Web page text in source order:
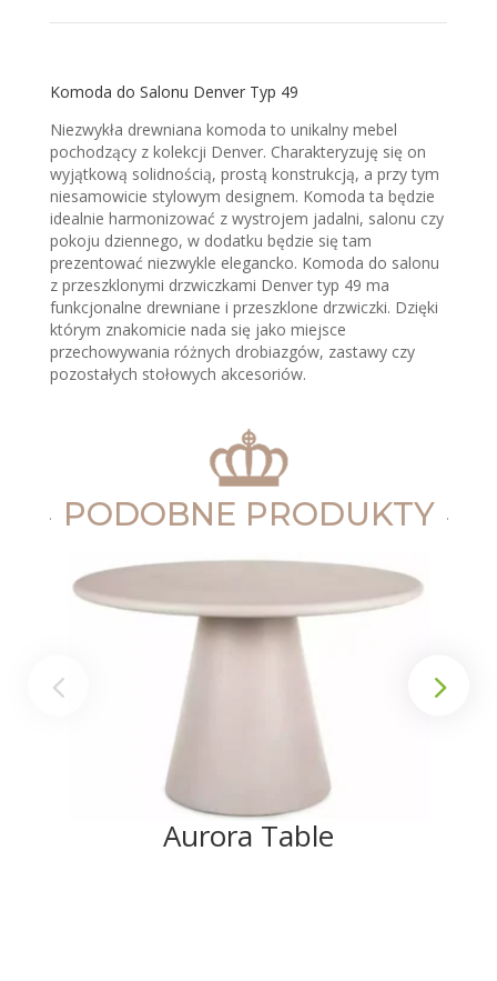
Komoda do Salonu Denver Typ 49
Niezwykła drewniana komoda to unikalny mebel
pochodzący z kolekcji Denver. Charakteryzuję się on
wyjątkową solidnością, prostą konstrukcją, a przy tym
niesamowicie stylowym designem. Komoda ta będzie
idealnie harmonizować z wystrojem jadalni, salonu czy
pokoju dziennego, w dodatku będzie się tam
prezentować niezwykle elegancko. Komoda do salonu
z przeszklonymi drzwiczkami Denver typ 49 ma
funkcjonalne drewniane i przeszklone drzwiczki. Dzięki
którym znakomicie nada się jako miejsce
przechowywania różnych drobiazgów, zastawy czy
pozostałych stołowych akcesoriów.
PODOBNE PRODUKTY
Aurora Table